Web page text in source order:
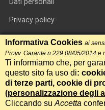
Privacy policy
Informativa cookie
RSS feed
RSS Top News
Contatti
Informativa Cookies ai
Provv. Garante n.229 08/05/2014 e
Ti informiamo che, per
questo sito fa uso di:
di terze parti, cookie di
(personalizzazione degli
Cliccando su Accetta